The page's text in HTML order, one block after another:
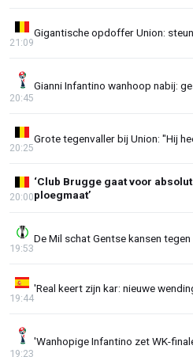
Gigantische opdoffer Union:
21:09
Gianni Infantino wanhoop nabij:
20:45
Grote tegenvaller bij Union: "Hij
20:25
‘Club Brugge gaat voor
ploegmaat’
20:00
De Mil schat Gentse kansen
19:53
'Real keert zijn kar: nieuwe
19:44
'Wanhopige Infantino zet WK-
19:23